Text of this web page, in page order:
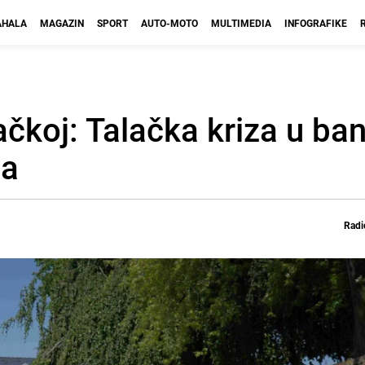
MAGAZIN SPORT AUTO-MOTO MULTIMEDIA INFOGRAFIKE
Talačka kriza u